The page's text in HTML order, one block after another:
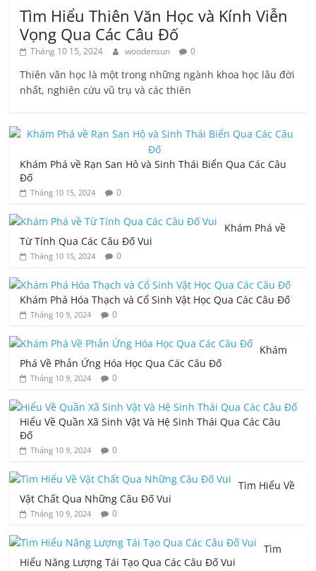
Tìm Hiểu Thiên Văn Học và Kính Viễn
Vọng Qua Các Câu Đố
Tháng 10 15, 2024 woodensun 0
Thiên văn học là một trong những ngành khoa học lâu đời
nhất, nghiên cứu vũ trụ và các thiên
Khám Phá về Rạn San Hô và Sinh Thái Biển Qua Các Câu
Đố
Tháng 10 15, 2024 0
Khám Phá về
Từ Tính Qua Các Câu Đố Vui
Tháng 10 15, 2024 0
Khám Phá Hóa Thạch và Cổ Sinh Vật Học Qua Các Câu Đố
Tháng 10 9, 2024 0
Khám
Phá Về Phản Ứng Hóa Học Qua Các Câu Đố
Tháng 10 9, 2024 0
Hiểu Về Quần Xã Sinh Vật Và Hệ Sinh Thái Qua Các Câu
Đố
Tháng 10 9, 2024 0
Tìm Hiểu Về
Vật Chất Qua Những Câu Đố Vui
Tháng 10 9, 2024 0
Tìm
Hiểu Năng Lượng Tái Tạo Qua Các Câu Đố Vui